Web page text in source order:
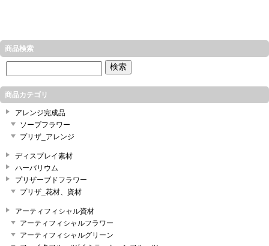
商品検索
商品カテゴリ
アレンジ完成品
ソープフラワー
プリザ_アレンジ
ディスプレイ素材
ハーバリウム
プリザーブドフラワー
プリザ_花材、資材
アーティフィシャル資材
アーティフィシャルフラワー
アーティフィシャルグリーン